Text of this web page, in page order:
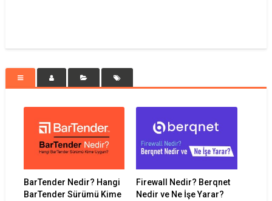
BarTender Nedir? Hangi
BarTender Sürümü Kime
Firewall Nedir? Berqnet
Nedir ve Ne İşe Yarar?